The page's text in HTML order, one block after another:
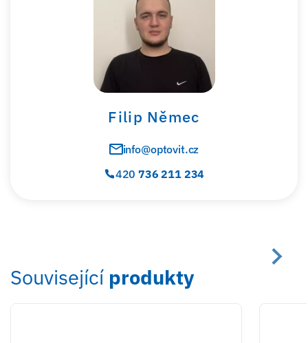
Filip Němec
info@optovit.cz
420736 211 234
Související produkty